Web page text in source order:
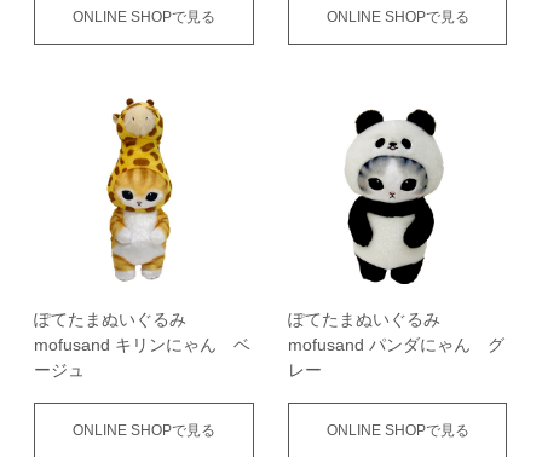
ONLINE SHOPで見る ONLINE SHOPで見る
ぽてたまぬいぐるみ
mofusand キリンにゃん ベ
ージュ
ONLINE SHOPで見る
ぽてたまぬいぐるみ
mofusand パンダにゃん グ
レー
ONLINE SHOPで見る